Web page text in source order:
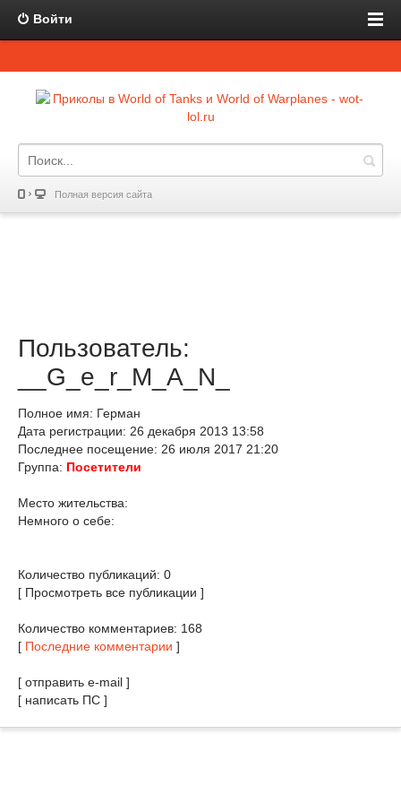
Войти
Полная версия сайта
Пользователь:
__G_e_r_M_A_N_
Полное имя: Герман
Дата регистрации: 26 декабря 2013 13:58
Последнее посещение: 26 июля 2017 21:20
Группа: Посетители
Место жительства:
Немного о себе:
Количество публикаций: 0
[ Просмотреть все публикации ]
Количество комментариев: 168
[ Последние комментарии ]
[ отправить e-mail ]
[ написать ПС ]